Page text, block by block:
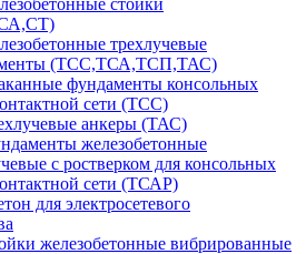
стойки
трехлучевые
(ТСС,ТСА,ТСП,ТАС)
фундаменты консольных
сети (ТСС)
анкеры (ТАС)
железобетонные
с ростверком для консольных
сети (ТСАР)
для электросетевого
железобетонные вибрированные